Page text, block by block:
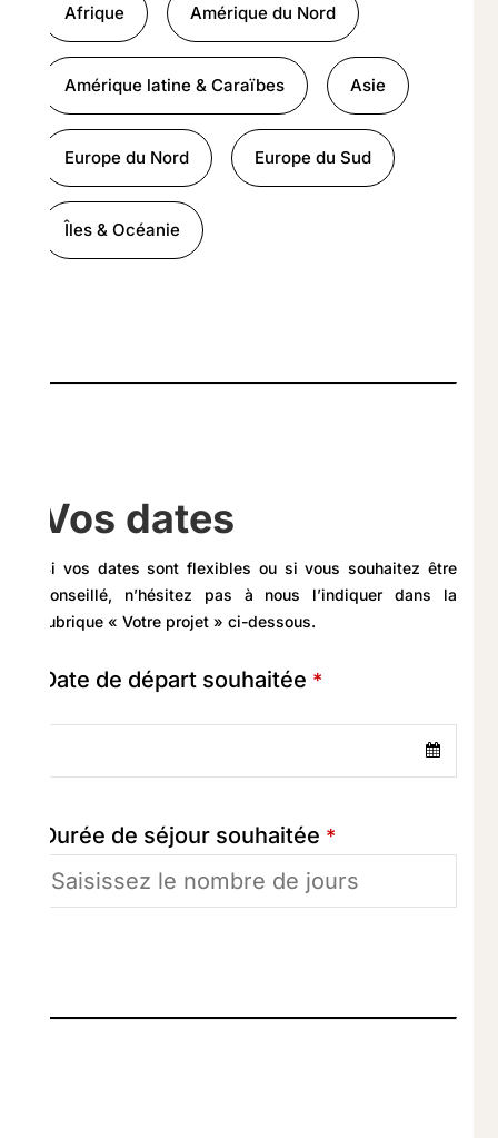
Afrique Amérique du Nord
Amérique latine & Caraïbes Asie
Europe du Nord Europe du Sud
Îles & Océanie
Vos dates
Si vos dates sont flexibles ou si vous souhaitez être
conseillé, n’hésitez pas à nous l’indiquer dans la
rubrique « Votre projet » ci-dessous.
Date de départ souhaitée *
Durée de séjour souhaitée *